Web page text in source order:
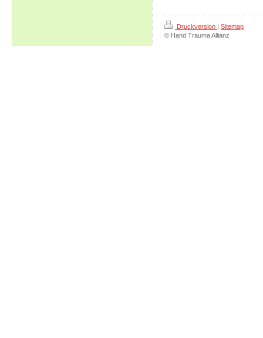
Druckversion | Sitemap
© Hand Trauma Allianz